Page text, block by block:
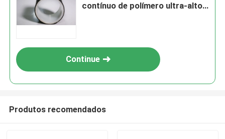
contínuo de polímero ultra-alto
Continue
Produtos recomendados